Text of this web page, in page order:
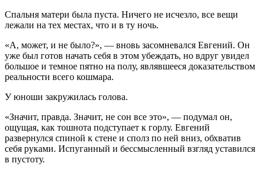
Спальня матери была пуста. Ничего не исчезло, все вещи
лежали на тех местах, что и в ту ночь.
«А, может, и не было?», — вновь засомневался Евгений. Он
уже был готов начать себя в этом убеждать, но вдруг увидел
большое и темное пятно на полу, являвшееся доказательством
реальности всего кошмара.
У юноши закружилась голова.
«Значит, правда. Значит, не сон все это», — подумал он,
ощущая, как тошнота подступает к горлу. Евгений
развернулся спиной к стене и сполз по ней вниз, обхватив
себя руками. Испуганный и бессмысленный взгляд уставился
в пустоту.